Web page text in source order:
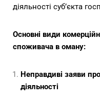
діяльності суб’єкта
Основні види
споживача в оману:
Неправдиві заяви
діяльності